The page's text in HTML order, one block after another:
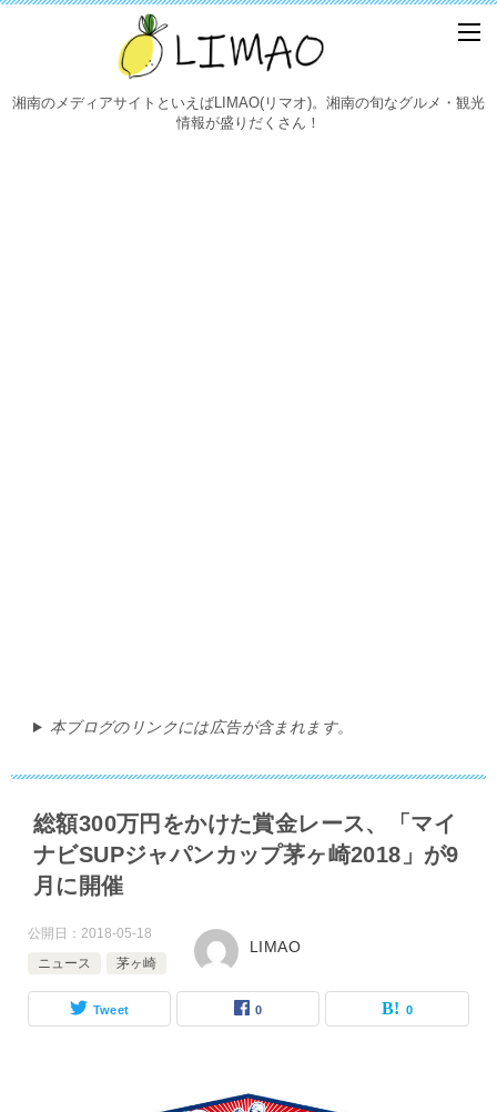
湘南のメディアサイトといえばLIMAO(リマオ)。湘南の旬なグルメ・観光
情報が盛りだくさん！
本ブログのリンクには広告が含まれます。
総額300万円をかけた賞金レース、「マイ
ナビSUPジャパンカップ茅ヶ崎2018」が9
月に開催
公開日： 2018-05-18
ニュース
茅ヶ崎
LIMAO
Tweet 0 0